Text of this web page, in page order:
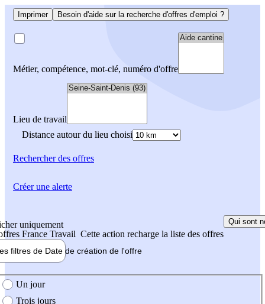
Imprimer Besoin d'aide sur la recherche d'offres d'emploi ?
Métier, compétence, mot-clé, numéro d'offre
Lieu de travail
Distance autour du lieu choisi
Rechercherdes offres
uniquement
France Travail Cette action recharge la liste des offres
Qui sont
filtres de Date de création de l'offre
création de l'offre
Un jour
Trois jours
Créer une alerte